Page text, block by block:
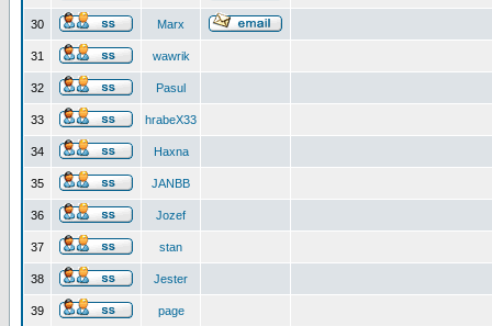
30 Marx
31 wawrik
32 Pasul
33 hrabeX33
34 Haxna
35 JANBB
36 Jozef
37 stan
38 Jester
39 page